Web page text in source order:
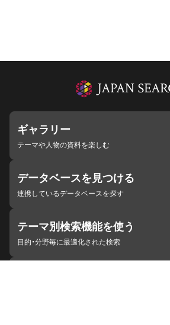
ギャラリー
テーマや人物の資料を楽しむ
データベースを見つける
連携しているデータベースを探す
テーマ別検索機能を使う
目的・分野毎に最適化された検索